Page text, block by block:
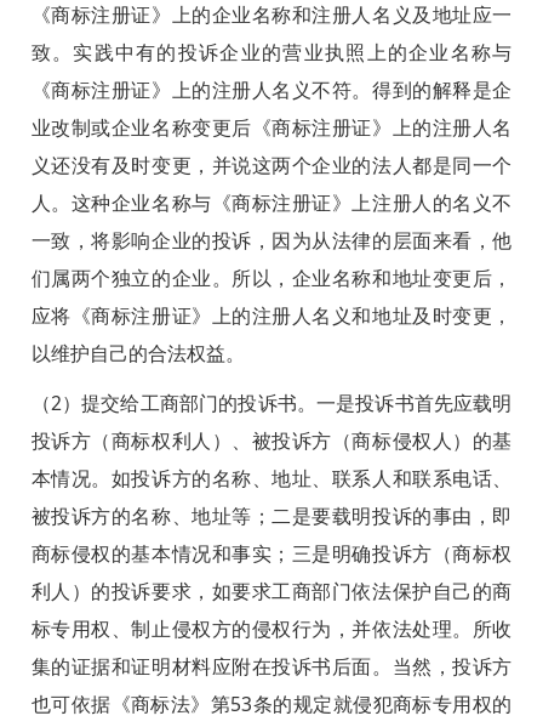
《商标注册证》上的企业名称和注册人名义及地址应一
致。实践中有的投诉企业的营业执照上的企业名称与
《商标注册证》上的注册人名义不符。得到的解释是企
业改制或企业名称变更后《商标注册证》上的注册人名
义还没有及时变更，并说这两个企业的法人都是同一个
人。这种企业名称与《商标注册证》上注册人的名义不
一致，将影响企业的投诉，因为从法律的层面来看，他
们属两个独立的企业。所以，企业名称和地址变更后，
应将《商标注册证》上的注册人名义和地址及时变更，
以维护自己的合法权益。
（2）提交给工商部门的投诉书。一是投诉书首先应载明
投诉方（商标权利人）、被投诉方（商标侵权人）的基
本情况。如投诉方的名称、地址、联系人和联系电话、
被投诉方的名称、地址等；二是要载明投诉的事由，即
商标侵权的基本情况和事实；三是明确投诉方（商标权
利人）的投诉要求，如要求工商部门依法保护自己的商
标专用权、制止侵权方的侵权行为，并依法处理。所收
集的证据和证明材料应附在投诉书后面。当然，投诉方
也可依据《商标法》第53条的规定就侵犯商标专用权的